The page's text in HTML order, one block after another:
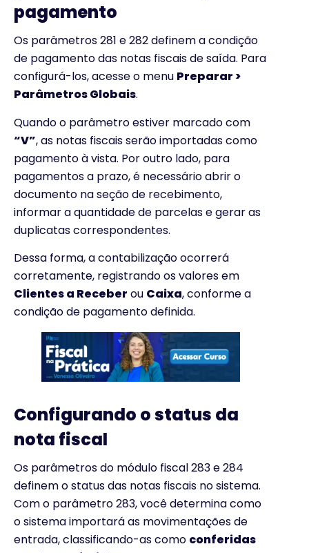
pagamento
Os parâmetros 281 e 282 definem a condição
de pagamento das notas fiscais de saída. Para
configurá-los, acesse o menu Preparar >
Parâmetros Globais.
Quando o parâmetro estiver marcado com
“V”, as notas fiscais serão importadas como
pagamento à vista. Por outro lado, para
pagamentos a prazo, é necessário abrir o
documento na seção de recebimento,
informar a quantidade de parcelas e gerar as
duplicatas correspondentes.
Dessa forma, a contabilização ocorrerá
corretamente, registrando os valores em
Clientes a Receber ou Caixa, conforme a
condição de pagamento definida.
Configurando o status da
nota fiscal
Os parâmetros do módulo fiscal 283 e 284
definem o status das notas fiscais no sistema.
Com o parâmetro 283, você determina como
o sistema importará as movimentações de
entrada, classificando-as como conferidas